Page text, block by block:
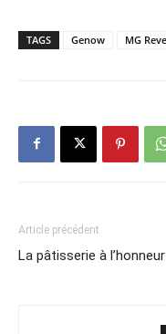
TAGS Genow MG
Article précédent
La pâtisserie à l’honneur